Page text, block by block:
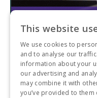
No te preocupes.
Hemos facilitado
como para sus
This website
We use cookies to
and to analyse our
information about your
our advertising and
may combine it with
you’ve provided to them